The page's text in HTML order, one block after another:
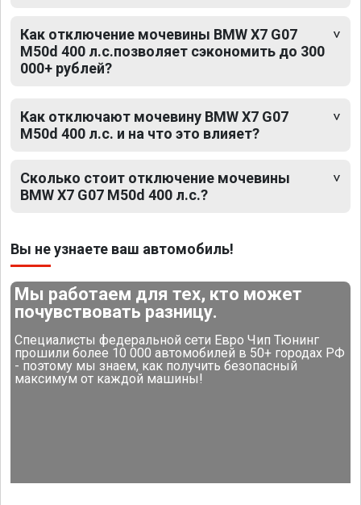
Как отключение мочевины BMW X7 G07
M50d 400 л.с.позволяет сэкономить до 300
000+ рублей?
Как отключают мочевину BMW X7 G07
M50d 400 л.с. и на что это влияет?
Сколько стоит отключение мочевины
BMW X7 G07 M50d 400 л.с.?
Вы не узнаете ваш автомобиль!
Мы работаем для тех, кто может
почувствовать разницу.
Специалисты федеральной сети Евро Чип Тюнинг
прошили более 10 000 автомобилей в 50+ городах РФ
- поэтому мы знаем, как получить безопасный
максимум от каждой машины!